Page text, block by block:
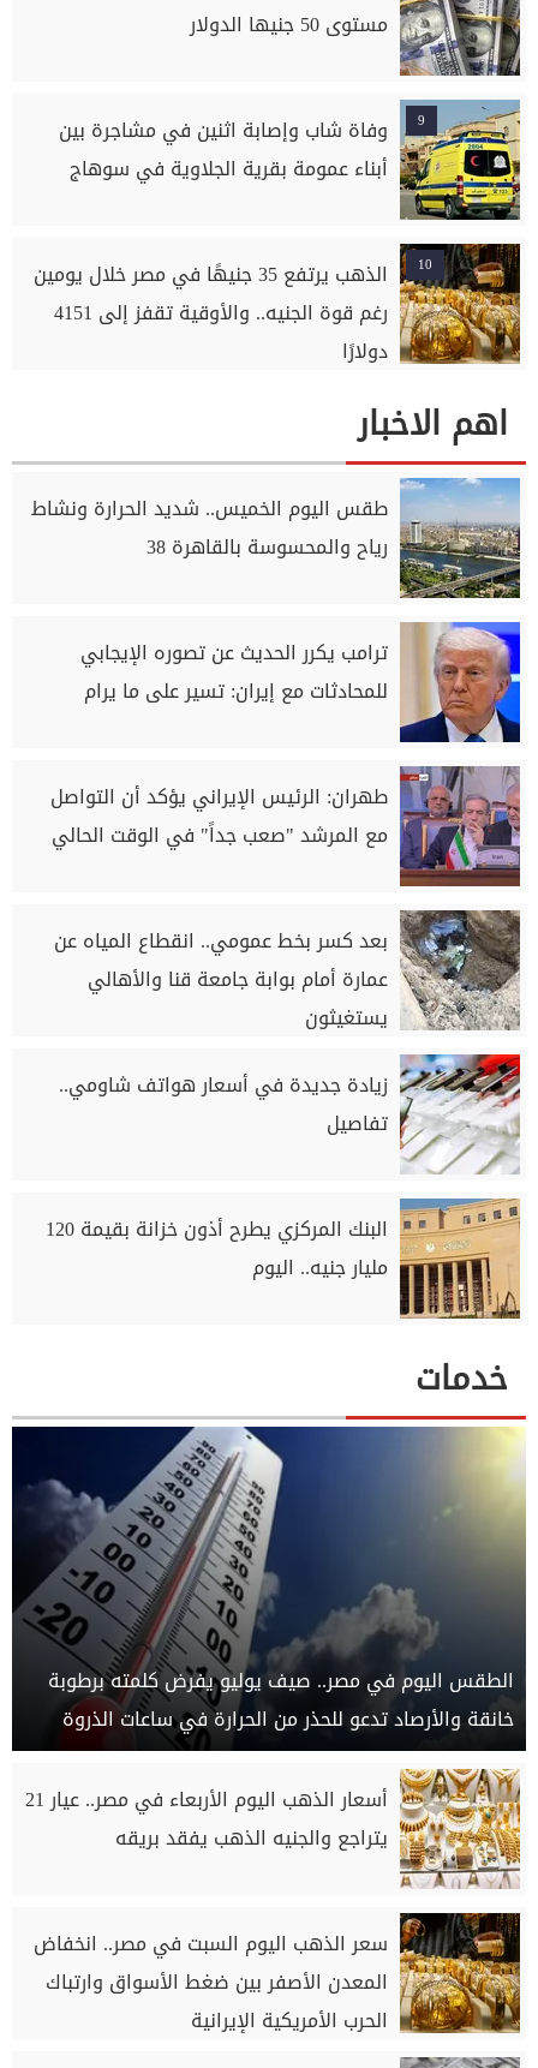
مستوى 50 جنيها الدولار
9
وفاة شاب وإصابة اثنين في مشاجرة بين
أبناء عمومة بقرية الجلاوية في سوهاج
10
الذهب يرتفع 35 جنيهًا في مصر خلال يومين
رغم قوة الجنيه.. والأوقية تقفز إلى 4151
دولارًا
اهم الاخبار
طقس اليوم الخميس.. شديد الحرارة ونشاط
رياح والمحسوسة بالقاهرة 38
ترامب يكرر الحديث عن تصوره الإيجابي
للمحادثات مع إيران: تسير ‌على ما يرام
طهران: الرئيس الإيراني يؤكد أن التواصل
مع المرشد "صعب جداً" في الوقت الحالي
بعد كسر بخط عمومي.. انقطاع المياه عن
عمارة أمام بوابة جامعة قنا والأهالي
يستغيثون
زيادة جديدة في أسعار هواتف شاومي..
تفاصيل
البنك المركزي يطرح أذون خزانة بقيمة 120
مليار جنيه.. اليوم
خدمات
الطقس اليوم في مصر.. صيف يوليو يفرض كلمته برطوبة
خانقة والأرصاد تدعو للحذر من الحرارة في ساعات الذروة
أسعار الذهب اليوم الأربعاء في مصر.. عيار 21
يتراجع والجنيه الذهب يفقد بريقه
سعر الذهب اليوم السبت في مصر.. انخفاض
المعدن الأصفر بين ضغط الأسواق وارتباك
الحرب الأمريكية الإيرانية